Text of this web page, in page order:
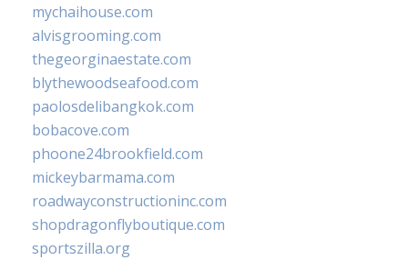
mychaihouse.com
alvisgrooming.com
thegeorginaestate.com
blythewoodseafood.com
paolosdelibangkok.com
bobacove.com
phoone24brookfield.com
mickeybarmama.com
roadwayconstructioninc.com
shopdragonflyboutique.com
sportszilla.org